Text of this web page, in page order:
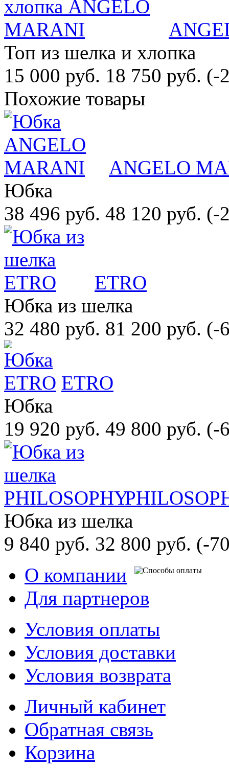
Топ из шелка и хлопка
15 000 руб. 18 750 руб. (-
Похожие товары
ANGELO
Юбка
38 496 руб. 48 120 руб. (-
ETRO
Юбка из шелка
32 480 руб. 81 200 руб. (-
ETRO
Юбка
19 920 руб. 49 800 руб. (-
Юбка из шелка
9 840 руб. 32 800 руб. (-
О компании
Для партнеров
Условия оплаты
Условия доставки
Условия возврата
Личный кабинет
Обратная связь
Корзина